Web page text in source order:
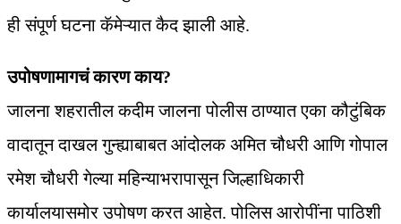
ही संपूर्ण घटना कॅमेऱ्यात कैद झाली आहे.
उपोषणामागचं कारण काय?
जालना शहरातील कदीम जालना पोलीस ठाण्यात एका कौटुंबिक
वादातून दाखल गुन्ह्याबाबत आंदोलक अमित चौधरी आणि गोपाल
रमेश चौधरी गेल्या महिन्याभरापासून जिल्हाधिकारी
कार्यालयासमोर उपोषण करत आहेत. पोलिस आरोपींना पाठिशी